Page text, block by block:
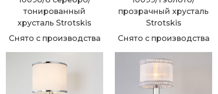
тонированный
хрусталь Strotskis
Снято с производства
прозрачный хрусталь
Strotskis
Снято с производства